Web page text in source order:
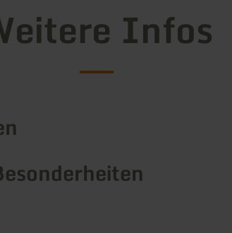
Infos